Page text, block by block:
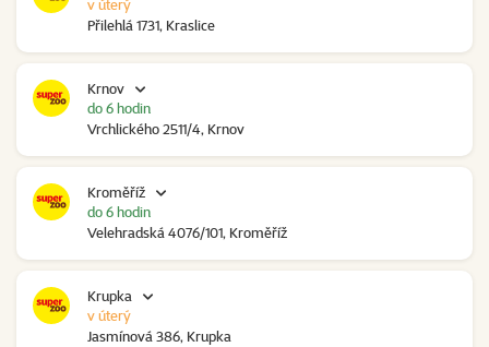
Přilehlá 1731, Kraslice
v úterý
Krnov
Vrchlického 2511/4, Krnov
do 6 hodin
Kroměříž
Velehradská 4076/101, Kroměříž
do 6 hodin
Krupka
Jasmínová 386, Krupka
v úterý